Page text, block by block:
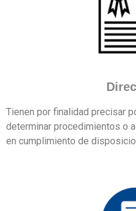
Tienen por finalidad precisar
determinar procedimientos o
en cumplimiento de